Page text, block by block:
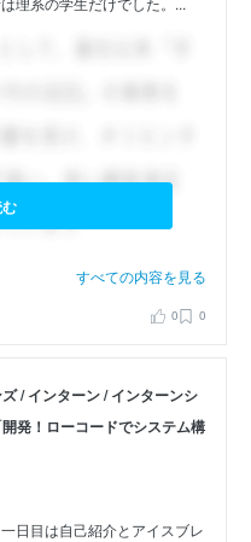
すべての内容を見る
0 0
/ インターン / インターンシ
発！ローコードでシステム構
日目は自己紹介とアイスブレ